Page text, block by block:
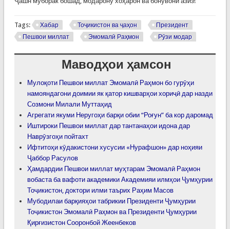
Tags: Хабар Тоҷикистон ва ҷаҳон
Президент
Пешвои миллат
Эмомалӣ Раҳмон Рӯзи модар
Маводҳои ҳамсон
Мулоқоти Пешвои миллат Эмомалӣ Раҳмон бо гурӯҳи
намояндагони доимии як қатор кишварҳои хориҷӣ дар назди
Созмони Милали Муттаҳид
Агрегати якуми Неругоҳи барқи обии “Роғун” ба кор даромад
Иштироки Пешвои миллат дар тантанаҳои идона дар
Наврӯзгоҳи пойтахт
Ифтитоҳи кӯдакистони хусусии «Нурафшон» дар ноҳияи
Ҷаббор Расулов
Ҳамдардии Пешвои миллат муҳтарам Эмомалӣ Раҳмон
вобаста ба вафоти академики Академияи илмҳои Ҷумҳурии
Тоҷикистон, доктори илми таърих Раҳим Масов
Мубодилаи барқияҳои табрикии Президенти Ҷумҳурии
Тоҷикистон Эмомалӣ Раҳмон ва Президенти Ҷумҳурии
Қирғизистон Сооронбой Жеенбеков